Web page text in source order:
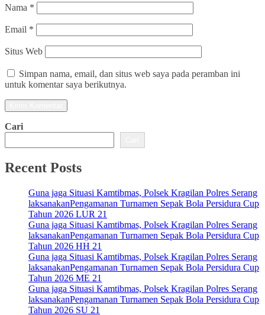
Nama *
Email *
Situs Web
Simpan nama, email, dan situs web saya pada peramban ini
untuk komentar saya berikutnya.
Cari
Recent Posts
Guna jaga Situasi Kamtibmas, Polsek Kragilan Polres Serang
laksanakanPengamanan Turnamen Sepak Bola Persidura Cup
Tahun 2026 LUR 21
Guna jaga Situasi Kamtibmas, Polsek Kragilan Polres Serang
laksanakanPengamanan Turnamen Sepak Bola Persidura Cup
Tahun 2026 HH 21
Guna jaga Situasi Kamtibmas, Polsek Kragilan Polres Serang
laksanakanPengamanan Turnamen Sepak Bola Persidura Cup
Tahun 2026 ME 21
Guna jaga Situasi Kamtibmas, Polsek Kragilan Polres Serang
laksanakanPengamanan Turnamen Sepak Bola Persidura Cup
Tahun 2026 SU 21